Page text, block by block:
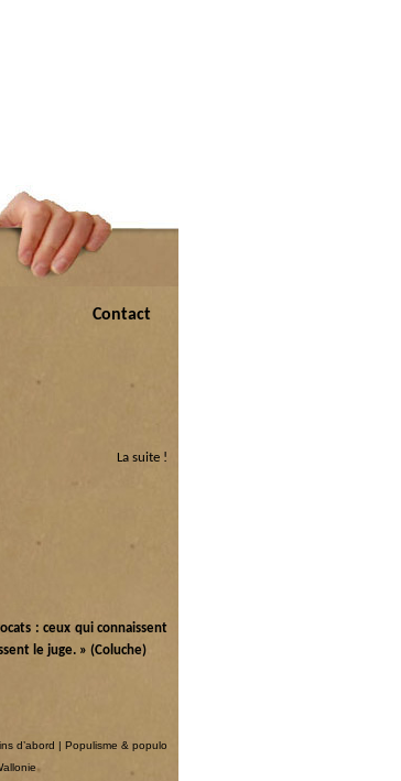
Contact
La suite !
: ceux qui connaissent
le juge. » (Coluche)
d’abord | Populisme & populo